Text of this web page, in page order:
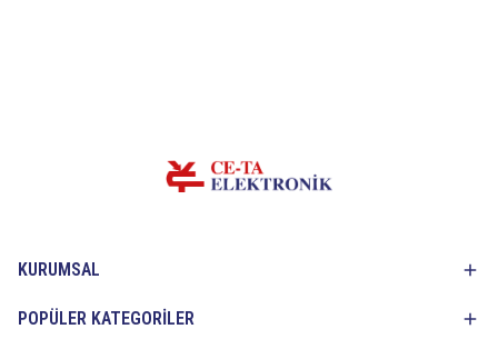
KURUMSAL
POPÜLER KATEGORİLER